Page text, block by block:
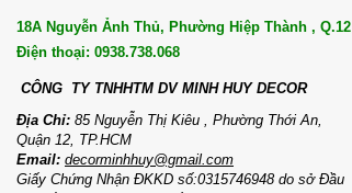
18A Nguyễn Ảnh Thủ, Phường Hiệp Thành , Q.12
Điện thoại: 0938.738.068
CÔNG TY TNHHTM DV MINH HUY DECOR
Địa Chỉ: 85 Nguyễn Thị Kiêu , Phường Thới An,
Quận 12, TP.HCM
Email: decorminhhuy@gmail.com
Giấy Chứng Nhận ĐKKD số:0315746948 do sở Đầu